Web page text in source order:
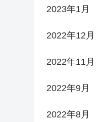
2023年1月
2022年12月
2022年11月
2022年9月
2022年8月